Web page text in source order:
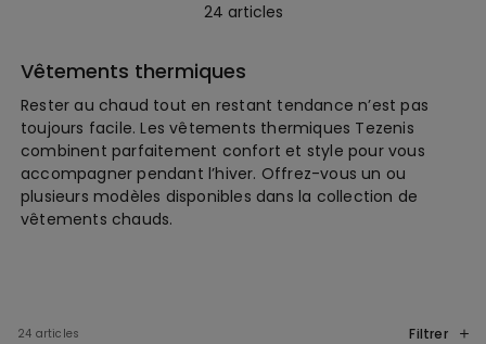
24 articles
Vêtements thermiques
Rester au chaud tout en restant tendance n’est pas
toujours facile. Les vêtements thermiques Tezenis
combinent parfaitement confort et style pour vous
accompagner pendant l’hiver. Offrez-vous un ou
plusieurs modèles disponibles dans la collection de
vêtements chauds.
24 articles Filtrer